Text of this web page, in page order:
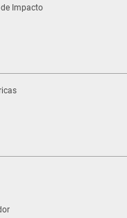
Impacto